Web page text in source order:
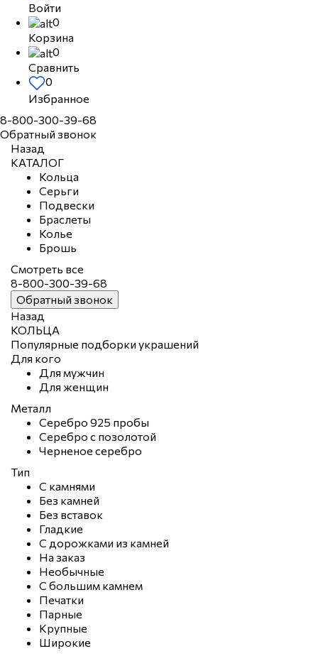
Войти
0
Корзина
0
Сравнить
0
Избранное
8-800-300-39-68
Обратный звонок
Назад
КАТАЛОГ
Кольца
Серьги
Подвески
Браслеты
Колье
Брошь
Смотреть все
8-800-300-39-68
Обратный звонок
Назад
КОЛЬЦА
Популярные подборки украшений
Для кого
Для мужчин
Для женщин
Металл
Серебро 925 пробы
Серебро с позолотой
Черненое серебро
Тип
С камнями
Без камней
Без вставок
Гладкие
С дорожками из камней
На заказ
Необычные
С большим камнем
Печатки
Парные
Крупные
Широкие